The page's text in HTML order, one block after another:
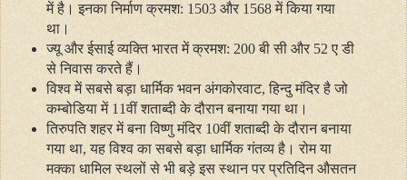
में है। इनका निर्माण क्रमश: 1503 और 1568 में किया गया
था।
ज्‍यू और ईसाई व्‍यक्ति भारत में क्रमश: 200 बी सी और 52 ए डी
से निवास करते हैं।
विश्‍व में सबसे बड़ा धार्मिक भवन अंगकोरवाट,हिन्‍दु मंदिर है जो
कम्‍बोडिया में 11वीं शताब्‍दी के दौरान बनाया गया था।
तिरुपति शहर में बना विष्‍णु मंदिर 10वीं शताब्‍दी के दौरान बनाया
गया था,यह विश्‍व का सबसे बड़ा धार्मिक गंतव्‍य है। रोम या
मक्‍का धामिल स्‍थलों से भी बड़े इस स्‍थान पर प्रतिदिन औसतन